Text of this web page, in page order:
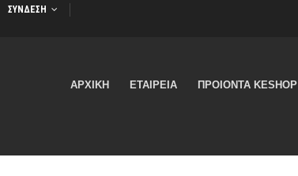
ΣΥΝΔΕΣΗ
ΑΡΧΙΚΗ ΕΤΑΙΡΕΙΑ ΠΡΟΙΟΝΤΑ KESHOP